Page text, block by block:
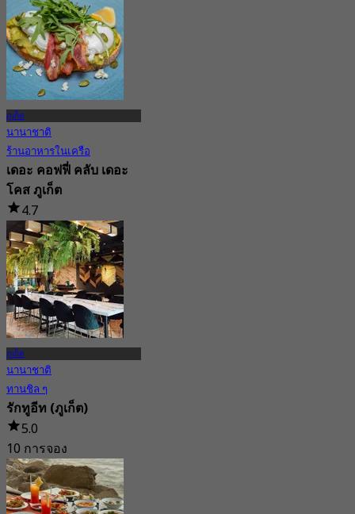
ภูเก็ต
นานาชาติ
ร้านอาหารในเครือ
เดอะ คอฟฟี่ คลับ เดอะ
โคส ภูเก็ต
4.7
31 การจอง
จาก฿ 189
ภูเก็ต
นานาชาติ
ทานชิล ๆ
รักทูอีท (ภูเก็ต)
5.0
10 การจอง
จาก฿ 416.66